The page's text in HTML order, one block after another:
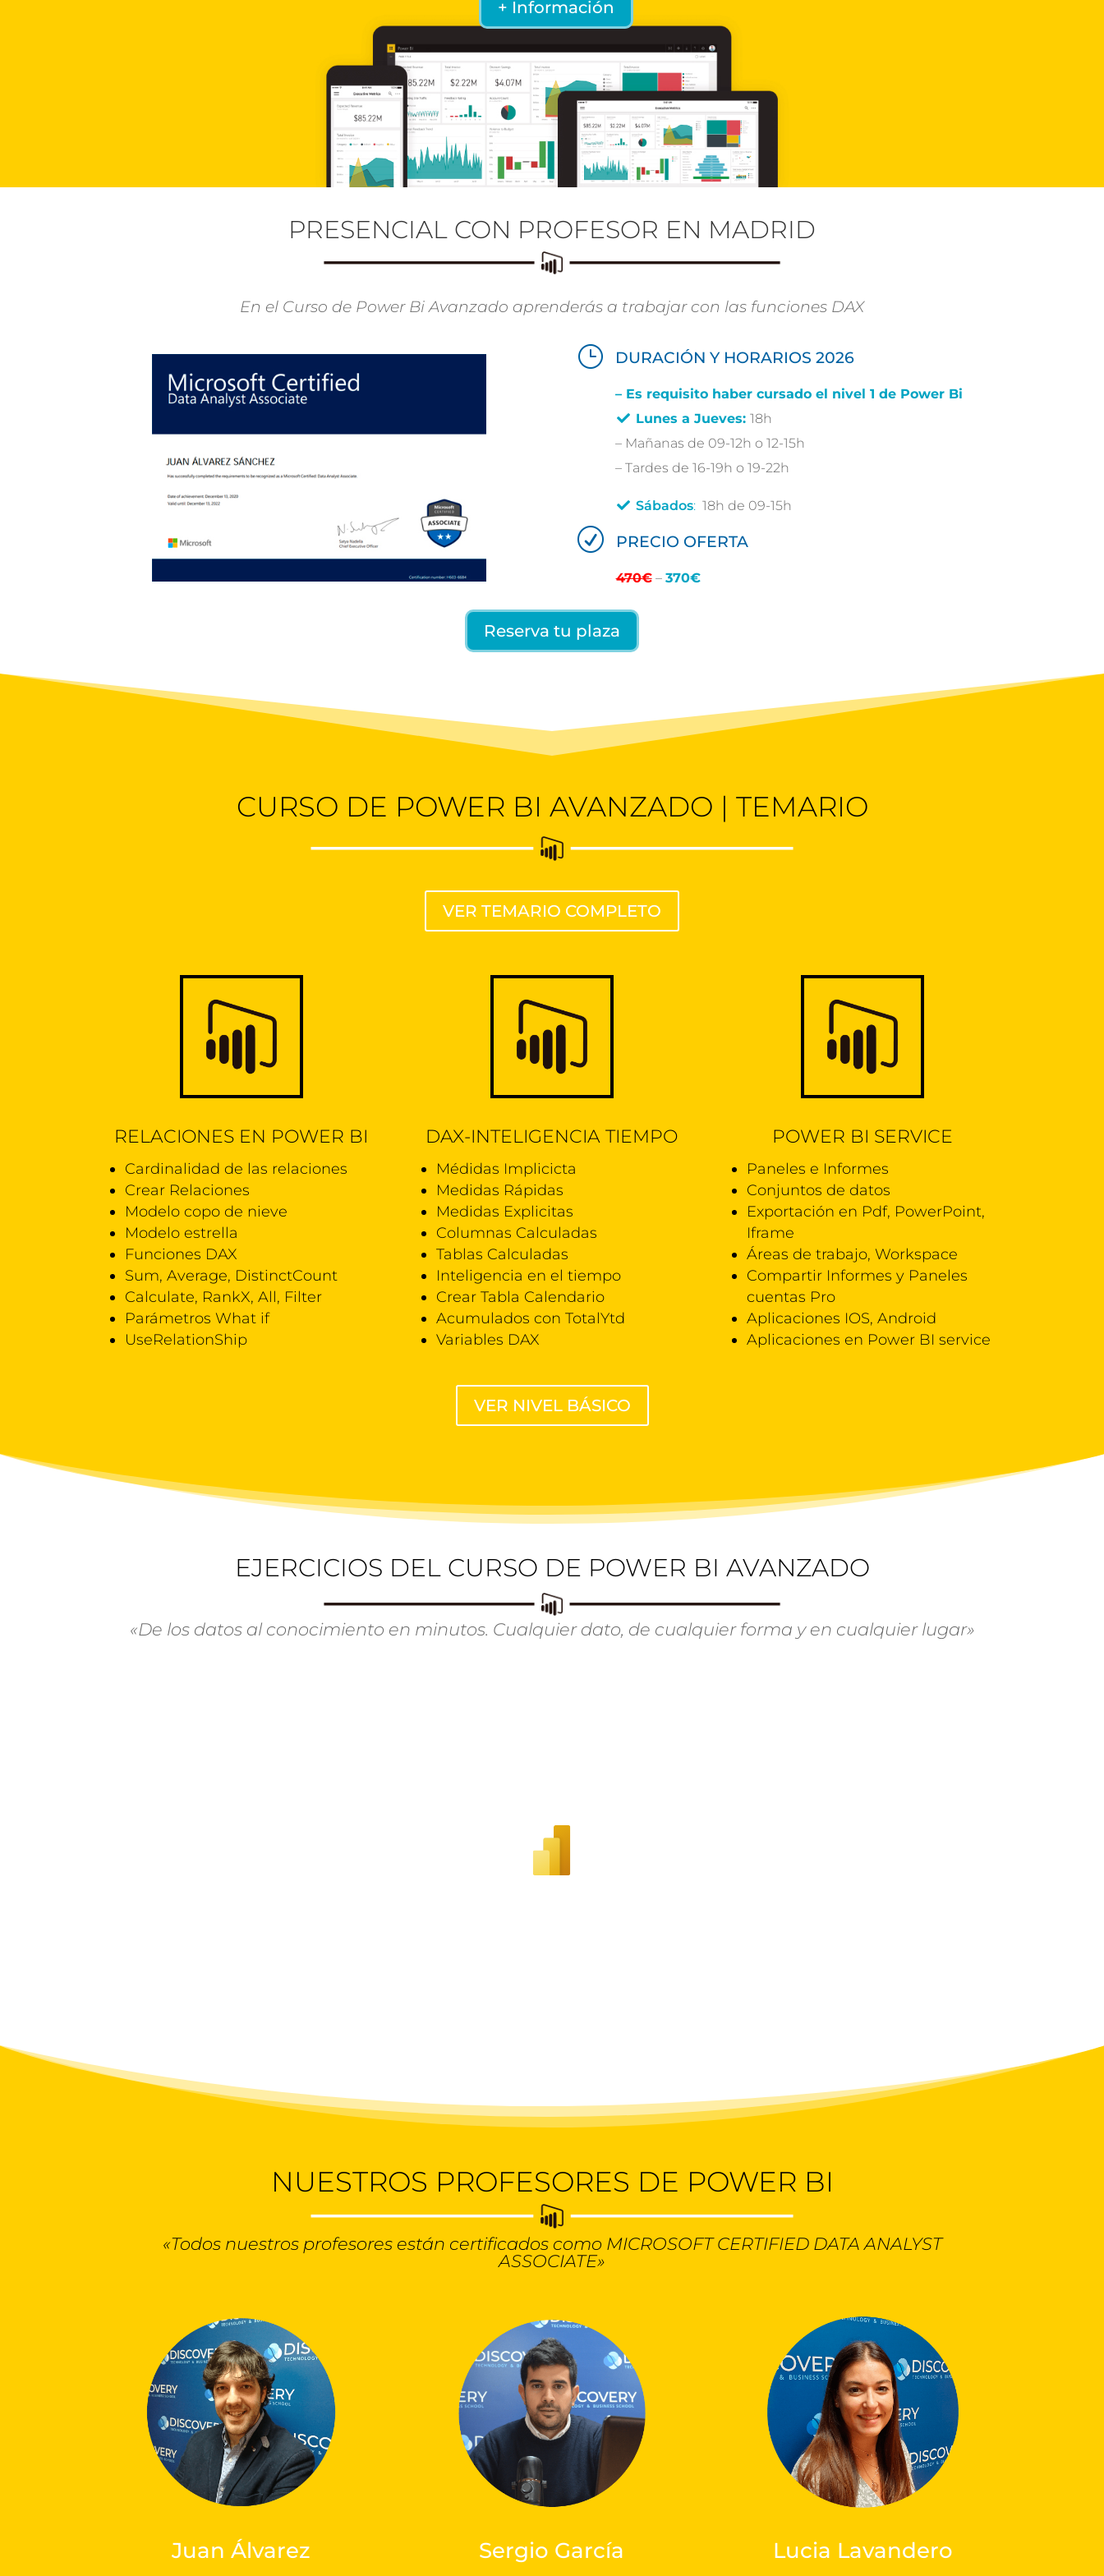
+ Información
PRESENCIAL CON PROFESOR EN MADRID
En el Curso de Power Bi Avanzado aprenderás a trabajar con las funciones DAX
} DURACIÓN Y HORARIOS 2026
– Es requisito haber cursado el nivel 1 de Power Bi
Lunes a Jueves: 18h
– Mañanas de 09-12h o 12-15h
– Tardes de 16-19h o 19-22h
Sábados:18h de 09-15h
R PRECIO OFERTA
470€– 370€
Reserva tu plaza
CURSO DE POWER BI AVANZADO | TEMARIO
VER TEMARIO COMPLETO
RELACIONES EN POWER BI
Cardinalidad de las relaciones
Crear Relaciones
Modelo copo de nieve
Modelo estrella
Funciones DAX
Sum, Average, DistinctCount
Calculate, RankX, All, Filter
Parámetros What if
UseRelationShip
DAX-INTELIGENCIA TIEMPO
Médidas Implicicta
Medidas Rápidas
Medidas Explicitas
Columnas Calculadas
Tablas Calculadas
Inteligencia en el tiempo
Crear Tabla Calendario
Acumulados con TotalYtd
Variables DAX
POWER BI SERVICE
Paneles e Informes
Conjuntos de datos
Exportación en Pdf, PowerPoint,
Iframe
Áreas de trabajo, Workspace
Compartir Informes y Paneles
cuentas Pro
Aplicaciones IOS, Android
Aplicaciones en Power BI service
VER NIVEL BÁSICO
EJERCICIOS DEL CURSO DE POWER BI AVANZADO
«De los datos al conocimiento en minutos. Cualquier dato, de cualquier forma y en cualquier lugar»
NUESTROS PROFESORES DE POWER BI
«Todos nuestros profesores están certificados como MICROSOFT CERTIFIED DATA ANALYST
ASSOCIATE»
Juan Álvarez Sergio García Lucia Lavandero